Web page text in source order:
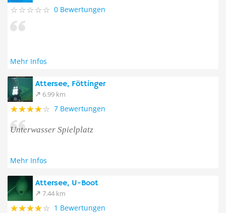
0 Bewertungen
Mehr Infos
Attersee, Föttinger
6.99 km
7 Bewertungen
Unterwasser Spielplatz
Mehr Infos
Attersee, U-Boot
7.44 km
1 Bewertungen